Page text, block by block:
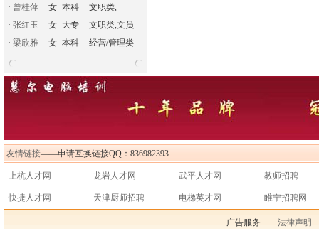
· 曾桂萍 女 本科
文职类,
· 张红玉 女 大专
文职类,文员
· 梁欣雅 女 本科 经营/管理类
友情链接——申请互换链接QQ：836982393
上杭人才网 龙岩人才网 武平人才网 教师招聘
快捷人才网 天津厨师招聘 电梯英才网 睢宁招聘网
广告服务 法律声明